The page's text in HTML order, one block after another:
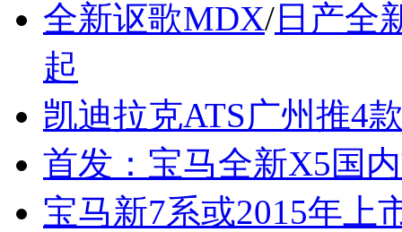
全新讴歌MDX/ 日产全
起
凯迪拉克ATS广州推4
首发：宝马全新X5国
宝马新7系或2015年上